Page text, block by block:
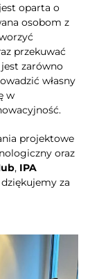
oparta o
osobom z
przekuwać
zarówno
własny
w
projektowe
oraz
, IPA
za